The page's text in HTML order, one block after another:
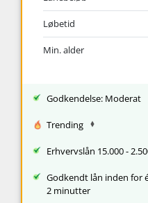
Løbetid
Min. alder
Godkendelse: Moderat
Trending
Erhvervslån 15.000 -
Godkendt lån inden for
2 minutter